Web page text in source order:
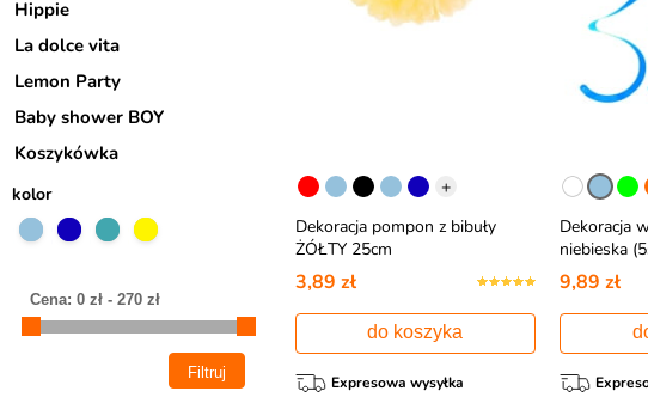
+
Dekoracja pompon z bibuły
ŻÓŁTY 25cm
3,89 zł
do koszyka
Expresowa wysyłka
Dekoracja
niebieska
9,89 zł
Hippie
La dolce vita
Lemon Party
Baby shower BOY
Koszykówka
kolor